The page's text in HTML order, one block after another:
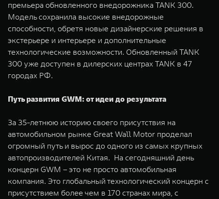
премьера обновленного внедорожника TANK 300.
Модель сохранила высокие внедорожные
способности, обретя новые дизайнерские решения в
экстерьере и интерьере и дополнительные
технологические возможности. Обновленный TANK
300 уже доступен в дилерских центрах TANK в 47
городах РФ.
Путь развития GWM: от идеи до результата
За 35-летнюю историю своего присутствия на
автомобильном рынке Great Wall Motor проделал
огромный путь и вырос до одного из самых крупных
автопроизводителей Китая. На сегодняшний день
концерн GWM – это не просто автомобильная
компания. Это глобальный технологический концерн с
присутствием более чем в 170 странах мира, с